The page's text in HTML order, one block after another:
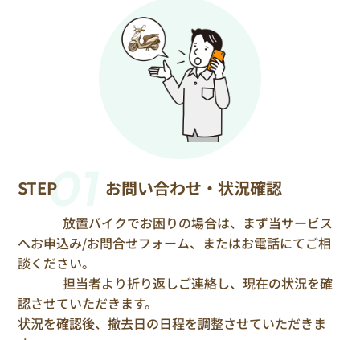
STEP01
お問い合わせ・状況確認
放置バイクでお困りの場合は、まず当サービス
へお申込み/お問合せフォーム、またはお電話にてご相
談ください。
担当者より折り返しご連絡し、現在の状況を確
認させていただきます。
状況を確認後、撤去日の日程を調整させていただきま